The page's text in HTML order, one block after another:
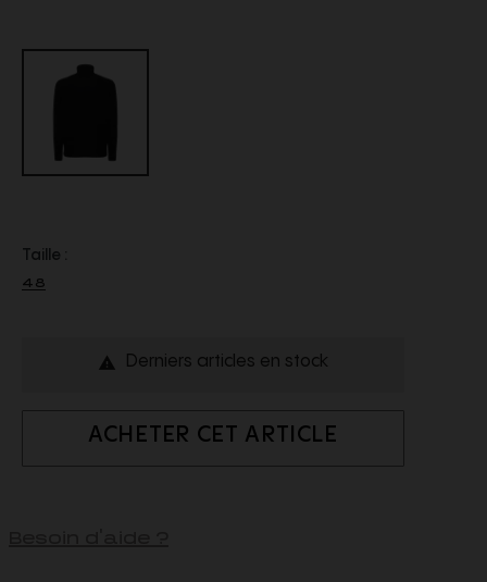
Taille :
48
 Derniers articles en stock
ACHETER CET ARTICLE